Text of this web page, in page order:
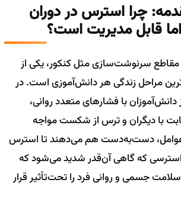
چرا استرس در دوران
قابل مدیریت است؟
مقاطع سرنوشت‌سازی مثل کنکور، یکی از
مراحل زندگی هر دانش‌آموزی است. در
دانش‌آموزان با فشارهای متعدد روانی،
با دیگران و ترس از شکست مواجه
دست‌به‌دست هم می‌دهند تا استرس
استرسی که گاهی آن‌قدر شدید می‌شود که
سلامت جسمی و روانی فرد را تحت‌تأثیر قرار